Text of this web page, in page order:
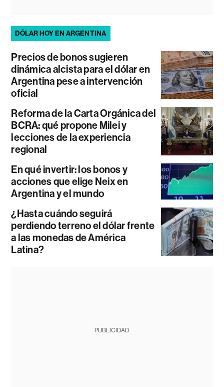
DÓLAR HOY EN ARGENTINA
Precios de bonos sugieren
dinámica alcista para el dólar en
Argentina pese a intervención
oficial
Reforma de la Carta Orgánica del
BCRA: qué propone Milei y
lecciones de la experiencia
regional
En qué invertir: los bonos y
acciones que elige Neix en
Argentina y el mundo
¿Hasta cuándo seguirá
perdiendo terreno el dólar frente
a las monedas de América
Latina?
PUBLICIDAD